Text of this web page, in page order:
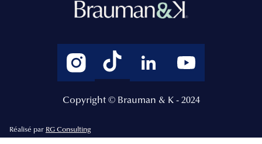
Copyright © Brauman & K - 2024
Réalisé par RG Consulting